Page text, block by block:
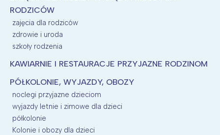
RODZICÓW
zajęcia dla rodziców
zdrowie i uroda
szkoły rodzenia
KAWIARNIE I RESTAURACJE PRZYJAZNE RODZINOM
PÓŁKOLONIE, WYJAZDY, OBOZY
noclegi przyjazne dzieciom
wyjazdy letnie i zimowe dla dzieci
półkolonie
Kolonie i obozy dla dzieci